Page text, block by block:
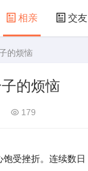
相亲 交友
的烦恼
的烦恼
179
饱受挫折。连续数